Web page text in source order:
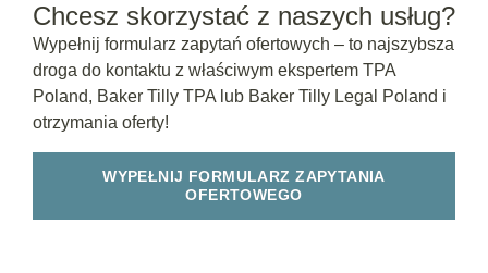
Chcesz skorzystać z naszych usług?
Wypełnij formularz zapytań ofertowych – to najszybsza
droga do kontaktu z właściwym ekspertem TPA
Poland, Baker Tilly TPA lub Baker Tilly Legal Poland i
otrzymania oferty!
WYPEŁNIJ FORMULARZ ZAPYTANIA
OFERTOWEGO